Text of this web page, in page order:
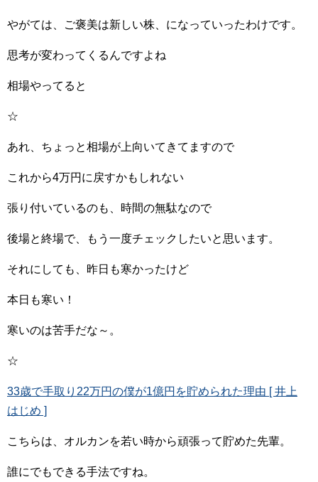
やがては、ご褒美は新しい株、になっていったわけです。
思考が変わってくるんですよね
相場やってると
☆
あれ、ちょっと相場が上向いてきてますので
これから4万円に戻すかもしれない
張り付いているのも、時間の無駄なので
後場と終場で、もう一度チェックしたいと思います。
それにしても、昨日も寒かったけど
本日も寒い！
寒いのは苦手だな～。
☆
33歳で手取り22万円の僕が1億円を貯められた理由 [ 井上
はじめ ]
こちらは、オルカンを若い時から頑張って貯めた先輩。
誰にでもできる手法ですね。